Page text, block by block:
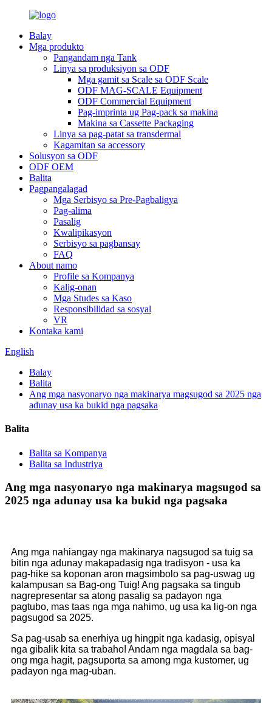
Balay
Mga produkto
Pangandam nga Tank
Linya sa produksiyon sa ODF
Mga gamit sa Scale sa ODF Scale
ODF MAG-SCALE Equipment
ODF Commercial Equipment
Pag-imprinta ug Pag-pack sa makina
Makina sa Cassette Packaging
Linya sa pag-patat sa transdermal
Kagamitan sa accessory
Solusyon sa ODF
ODF OEM
Balita
Pagpangalagad
Mga Serbisyo sa Pre-Pagbaligya
Pag-alima
Pasalig
Kwalipikasyon
Serbisyo sa pagbansay
FAQ
About namo
Profile sa Kompanya
Kalig-onan
Mga Studes sa Kaso
Responsibilidad sa sosyal
VR
Kontaka kami
English
Balay
Balita
Ang mga nasyonaryo nga makinarya magsugod sa 2025 nga
adunay usa ka bukid nga pagsaka
Balita
Balita sa Kompanya
Balita sa Industriya
Ang mga nasyonaryo nga makinarya magsugod sa
2025 nga adunay usa ka bukid nga pagsaka
Ang mga nahiangay nga makinarya nagsugod sa tuig sa
bitin nga adunay makapadasig nga tradisyon - usa ka
pag-hike sa koponan aron magsimbolo sa pag-uswag ug
kalampusan sa Bag-ong Tuig! Ang pagsaka sa tingub
nagrepresentar sa atong pasalig sa padayon nga
pagtubo, mas taas nga mga nahimo, ug usa ka lig-on nga
pagsugod sa 2025.
Sa pag-usab sa enerhiya ug hingpit nga kadasig, opisyal
nga gibalik kita sa trabaho! Andam nga magdala sa bag-
ong mga hagit, pagsuporta sa among mga kustomer, ug
padayon nga mag-uban.